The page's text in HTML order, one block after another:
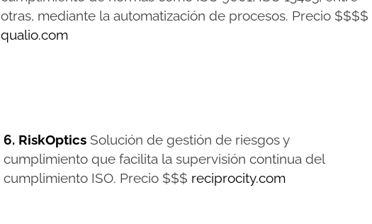
otras, mediante la automatización de procesos. Precio $$$$
qualio.com
6. RiskOptics Solución de gestión de riesgos y
cumplimiento que facilita la supervisión continua del
cumplimiento ISO. Precio $$$ reciprocity.com